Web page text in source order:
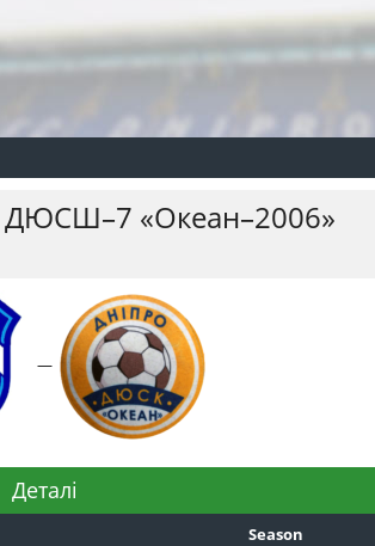
«Океан–2006»
—
Деталі
Season